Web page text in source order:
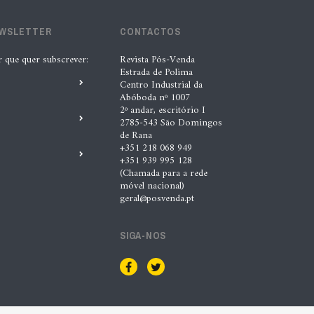
quer subscrever:
CONTACTOS
Revista Pós-Venda
Estrada de Polima
Centro Industrial da
Abóboda nº 1007
2º andar, escritório I
2785-543 São Domingos
de Rana
+351 218 068 949
+351 939 995 128
(Chamada para a rede
móvel nacional)
geral@posvenda.pt
SIGA-NOS